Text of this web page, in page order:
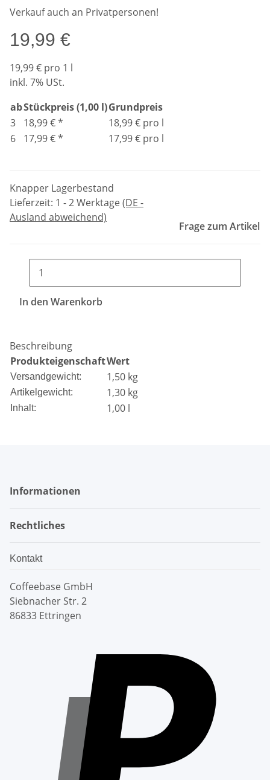
Verkauf auch an Privatpersonen!
19,99 €
19,99 € pro 1 l
inkl. 7% USt.
abStückpreis (1,00 l)Grundpreis
3
18,99 €*
18,99 € pro l
6
17,99 €* 17,99 € pro l
Knapper Lagerbestand
Lieferzeit: 1 - 2 Werktage(DE -
Ausland abweichend)
Frage zum Artikel
In den Warenkorb
Beschreibung
ProdukteigenschaftWert
Versandgewicht: 1,50 kg
Artikelgewicht: 1,30 kg
Inhalt: 1,00 l
Informationen
Rechtliches
Kontakt
Coffeebase GmbH
Siebnacher Str. 2
86833 Ettringen